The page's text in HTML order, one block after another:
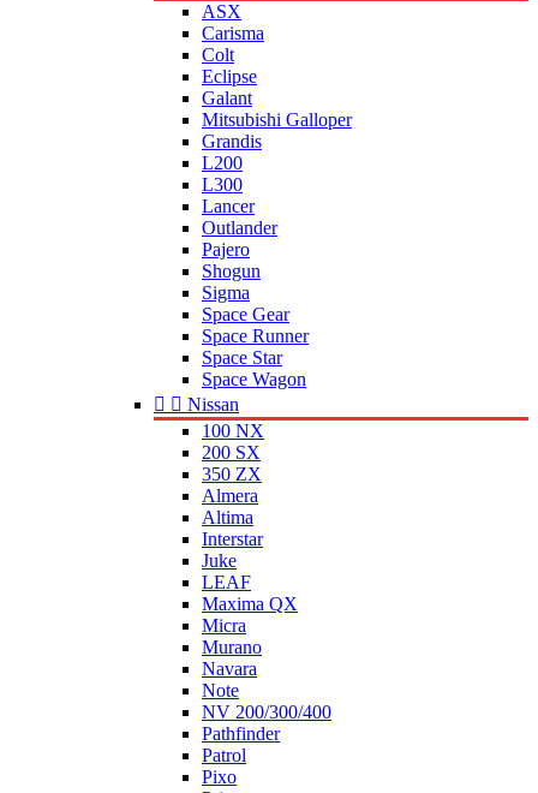
ASX
Carisma
Colt
Eclipse
Galant
Mitsubishi Galloper
Grandis
L200
L300
Lancer
Outlander
Pajero
Shogun
Sigma
Space Gear
Space Runner
Space Star
Space Wagon
  Nissan
100 NX
200 SX
350 ZX
Almera
Altima
Interstar
Juke
LEAF
Maxima QX
Micra
Murano
Navara
Note
NV 200/300/400
Pathfinder
Patrol
Pixo